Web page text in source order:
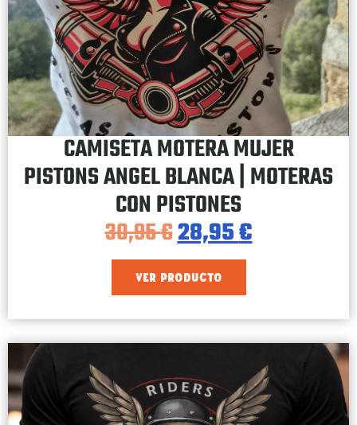
CAMISETA MOTERA MUJER
PISTONS ANGEL BLANCA | MOTERAS
CON PISTONES
30,95€28,95€
VER PRODUCTO